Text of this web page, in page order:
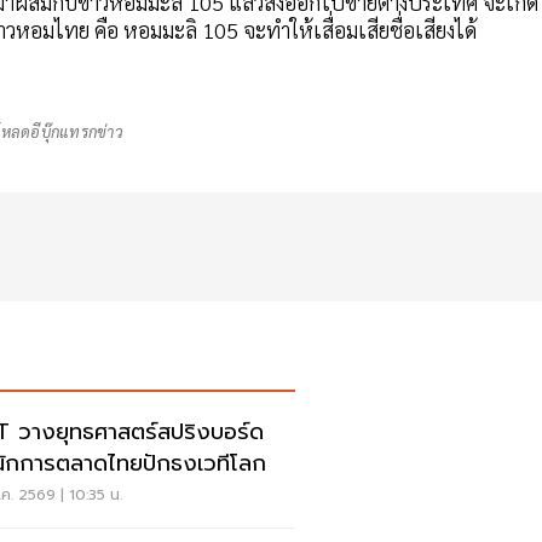
อมไทย คือ หอมมะลิ 105 จะทำให้เสื่อมเสียชื่อเสียงได้
ลดอีบุ๊กแทรกข่าว
วางยุทธศาสตร์สปริงบอร์ด
การตลาดไทยปักธงเวทีโลก
. 2569 | 10:35 น.